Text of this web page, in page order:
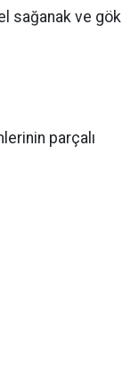
sağanak ve gök
parçalı